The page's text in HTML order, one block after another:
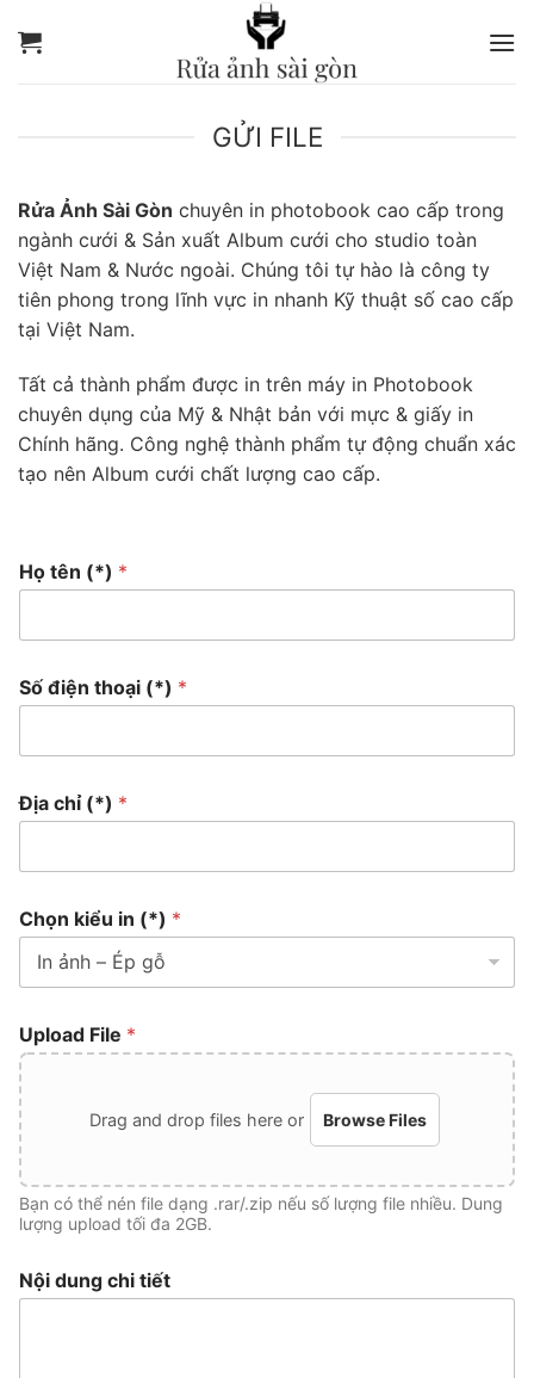
qua
GỬI FILE
Rửa Ảnh Sài Gòn chuyên in photobook cao cấp trong
ngành cưới & Sản xuất Album cưới cho studio toàn
Việt Nam & Nước ngoài. Chúng tôi tự hào là công ty
tiên phong trong lĩnh vực in nhanh Kỹ thuật số cao cấp
tại Việt Nam.
Tất cả thành phẩm được in trên máy in Photobook
chuyên dụng của Mỹ & Nhật bản với mực & giấy in
Chính hãng. Công nghệ thành phẩm tự động chuẩn xác
tạo nên Album cưới chất lượng cao cấp.
Họ tên (*) *
Số điện thoại (*) *
Địa chỉ (*) *
Chọn kiểu in (*) *
Upload File *
Drag and drop files here or Browse Files
Bạn có thể nén file dạng .rar/.zip nếu số lượng file nhiều. Dung
lượng upload tối đa 2GB.
Nội dung chi tiết